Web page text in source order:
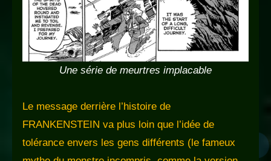
Une série de meurtres implacable
Le message derrière l’histoire de
FRANKENSTEIN va plus loin que l’idée de
tolérance envers les gens différents (le fameux